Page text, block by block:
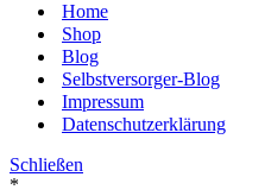
Home
Shop
Blog
Selbstversorger-Blog
Impressum
Datenschutzerklärung
Schließen
*